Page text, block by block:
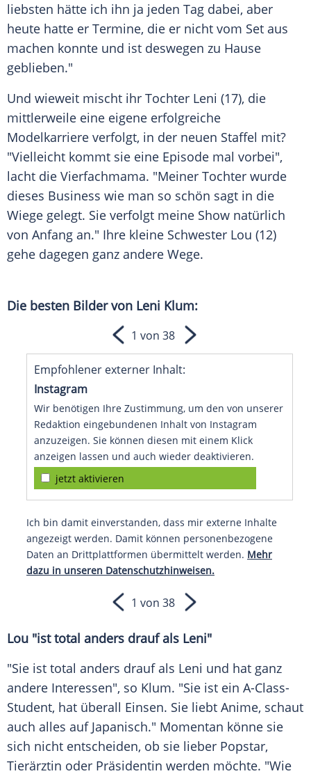
liebsten hätte ich ihn ja jeden Tag dabei, aber
heute hatte er Termine, die er nicht vom Set aus
machen konnte und ist deswegen zu Hause
geblieben."
Und wieweit mischt ihr Tochter Leni (17), die
mittlerweile eine eigene erfolgreiche
Modelkarriere verfolgt, in der neuen Staffel mit?
"Vielleicht kommt sie eine Episode mal vorbei",
lacht die Vierfachmama. "Meiner Tochter wurde
dieses Business wie man so schön sagt in die
Wiege gelegt. Sie verfolgt meine Show natürlich
von Anfang an." Ihre kleine Schwester Lou (12)
gehe dagegen ganz andere Wege.
Die besten Bilder von Leni Klum:
Empfohlener externer Inhalt:
Instagram
Wir benötigen Ihre Zustimmung, um den von unserer
Redaktion eingebundenen Inhalt von Instagram
anzuzeigen. Sie können diesen mit einem Klick
anzeigen lassen und auch wieder deaktivieren.
jetzt aktivieren
Ich bin damit einverstanden, dass mir externe Inhalte
angezeigt werden. Damit können personenbezogene
Daten an Drittplattformen übermittelt werden. Mehr
dazu in unseren Datenschutzhinweisen.
1 von 38
1 von 38
Lou "ist total anders drauf als Leni"
"Sie ist total anders drauf als Leni und hat ganz
andere Interessen", so Klum. "Sie ist ein A-Class-
Student, hat überall Einsen. Sie liebt Anime, schaut
auch alles auf Japanisch." Momentan könne sie
sich nicht entscheiden, ob sie lieber Popstar,
Tierärztin oder Präsidentin werden möchte. "Wie